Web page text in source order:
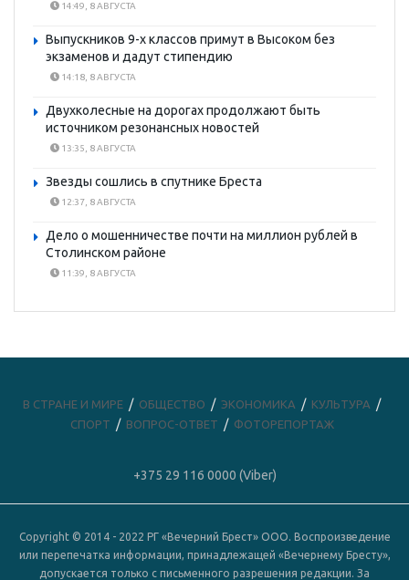
14:49, 8 АВГУСТА
Выпускников 9-х классов примут в Высоком без
экзаменов и дадут стипендию
14:18, 8 АВГУСТА
Двухколесные на дорогах продолжают быть
источником резонансных новостей
13:35, 8 АВГУСТА
Звезды сошлись в спутнике Бреста
12:37, 8 АВГУСТА
Дело о мошенничестве почти на миллион рублей в
Столинском районе
11:39, 8 АВГУСТА
В СТРАНЕ И МИРЕ ОБЩЕСТВО ЭКОНОМИКА
КУЛЬТУРА
СПОРТ
ВОПРОС-ОТВЕТ ФОТОРЕПОРТАЖ
+375 29 116 0000 (Viber)
Copyright © 2014 - 2022 РГ «Вечерний Брест» ООО. Воспроизведение
или перепечатка информации, принадлежащей «Вечернему Бресту»,
допускается только с письменного разрешения редакции. За